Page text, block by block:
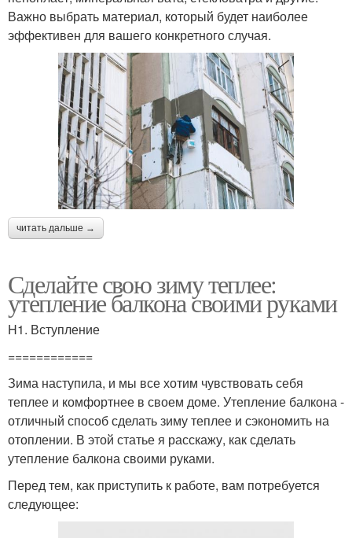
Важно выбрать материал, который будет наиболее
эффективен для вашего конкретного случая.
читать дальше →
Сделайте свою зиму теплее:
утепление балкона своими руками
H1. Вступление
============
Зима наступила, и мы все хотим чувствовать себя
теплее и комфортнее в своем доме. Утепление балкона -
отличный способ сделать зиму теплее и сэкономить на
отоплении. В этой статье я расскажу, как сделать
утепление балкона своими руками.
Перед тем, как приступить к работе, вам потребуется
следующее: